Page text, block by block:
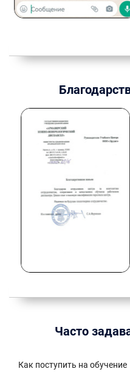
Часто
Как поступить на обучение